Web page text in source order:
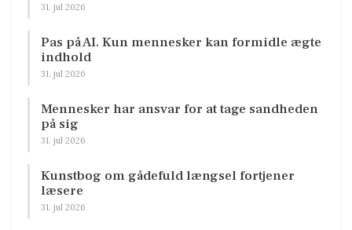
31. jul 2026
Pas på AI. Kun mennesker kan formidle ægte
indhold
31. jul 2026
Mennesker har ansvar for at tage sandheden
på sig
31. jul 2026
Kunstbog om gådefuld længsel fortjener
læsere
31. jul 2026